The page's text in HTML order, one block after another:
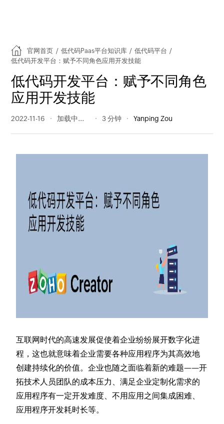
官网首页 / 低代码Paas平台知识库 / 低代码平台 /
低代码开发平台：赋予不同角色应用开发技能
低代码开发平台：赋予不同角色
应用开发技能
2022-11-16 191 阅读量 3 分钟 Yanping Zou
互联网时代的高速发展促使着企业纷纷展开数字化进
程，这也就意味着企业需要各种应用程序为其高效地
创建持续化的价值。企业也随之面临着新的难题——开
拓技术人员团队的成本压力、满足企业定制化需求的
应用程序有一定开发难度、不用应用之间集成困难、
应用程序开发耗时长等。